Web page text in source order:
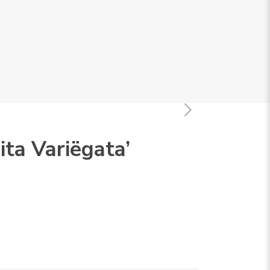
Variëgata’